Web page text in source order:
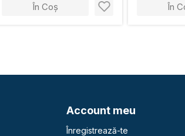
În Coș În
Account meu
Înregistrează-te